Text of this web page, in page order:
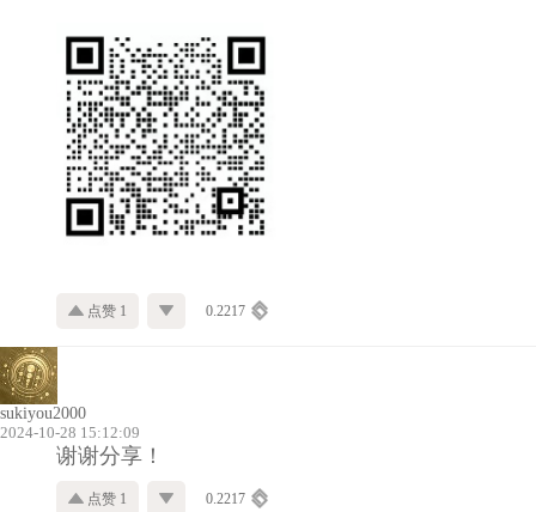
点赞 1 0.2217
sukiyou2000
2024-10-28 15:12:09
谢谢分享！
点赞 1 0.2217